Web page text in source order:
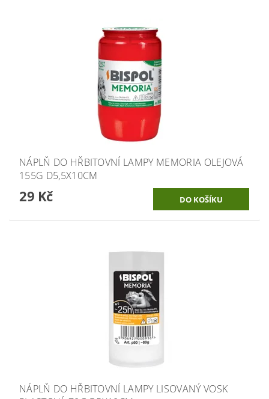
NÁPLŇ DO HŘBITOVNÍ LAMPY MEMORIA OLEJOVÁ
155G D5,5X10CM
29 Kč
NÁPLŇ DO HŘBITOVNÍ LAMPY LISOVANÝ VOSK